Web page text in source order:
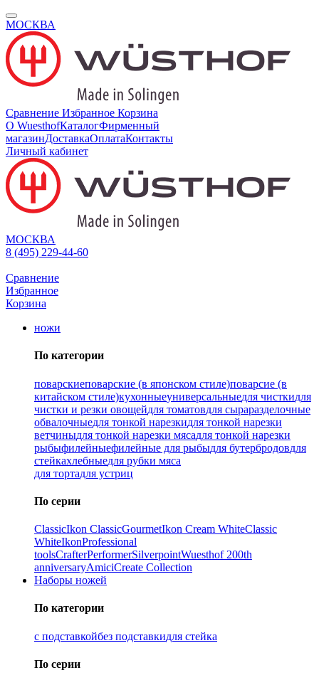
МОСКВА
Сравнение Избранное Корзина
О WuesthofКаталогФирменный
магазинДоставкаОплатаКонтакты
Личный кабинет
МОСКВА
8 (495) 229-44-60
Сравнение
Избранное
Корзина
ножи
По категории
поварскиеповарские (в японском стиле)поварсие (в
китайском стиле)кухонныеуниверсальныедля чисткидля
чистки и резки овощейдля томатовдля сыраразделочные
обвалочныедля тонкой нарезкидля тонкой нарезки
ветчиныдля тонкой нарезки мясадля тонкой нарезки
рыбыфилейныефилейные для рыбыдля бутербродовдля
стейкахлебныедля рубки мяса
для тортадля устриц
По серии
ClassicIkon ClassiсGourmetIkon Cream WhiteClassic
WhiteIkonProfessional
toolsCrafterPerformerSilverpointWuesthof 200th
anniversaryAmiciCreate Collection
Наборы ножей
По категории
с подставкойбез подставкидля стейка
По серии